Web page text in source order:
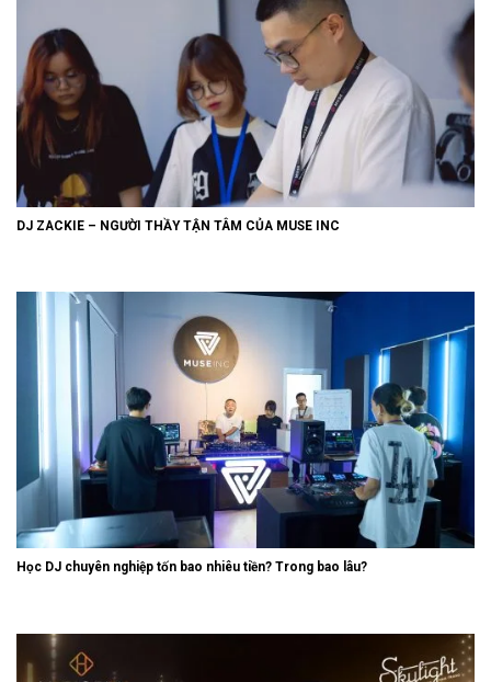
DJ ZACKIE – NGƯỜI THẦY TẬN TÂM CỦA MUSE INC
Học DJ chuyên nghiệp tốn bao nhiêu tiền? Trong bao lâu?